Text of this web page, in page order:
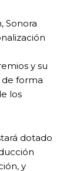
Sonora
y su
forma
los
dotado
y